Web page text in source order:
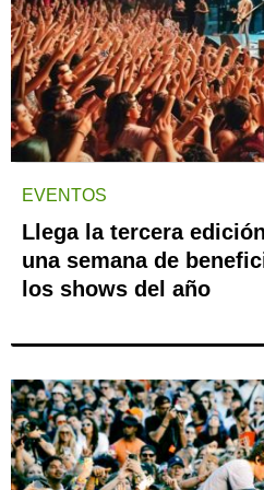
EVENTOS
Llega la tercera
una semana de
los shows del año